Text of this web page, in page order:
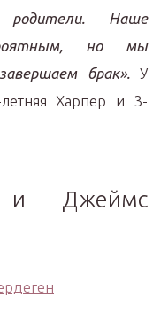
Наше
но мы
брак».
У
Харпер и 3-
и Джеймс